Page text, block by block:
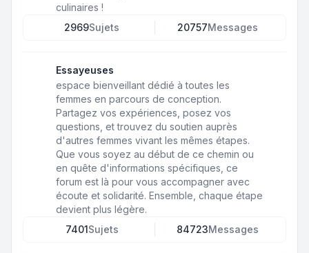
culinaires !
2969Sujets 20757Messages
Essayeuses
espace bienveillant dédié à toutes les
femmes en parcours de conception.
Partagez vos expériences, posez vos
questions, et trouvez du soutien auprès
d'autres femmes vivant les mêmes étapes.
Que vous soyez au début de ce chemin ou
en quête d'informations spécifiques, ce
forum est là pour vous accompagner avec
écoute et solidarité. Ensemble, chaque étape
devient plus légère.
7401Sujets 84723Messages